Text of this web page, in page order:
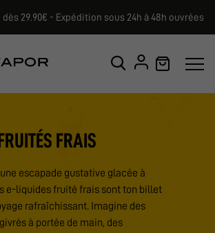
29.90€ - Expédition sous 24h à 48h ouvrées
FRAIS
escapade gustative glacée à
e-liquides fruité frais sont ton billet
rafraîchissant. Imagine des
à portée de main, des